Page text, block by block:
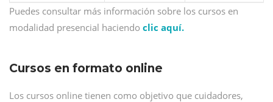
Puedes consultar más información sobre los cursos en
modalidad presencial haciendo clic aquí.
Cursos en formato online
Los cursos online tienen como objetivo que cuidadores,